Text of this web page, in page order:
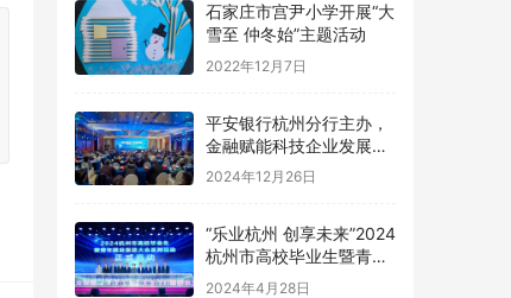
石家庄市宫尹小学开展“大
雪至 仲冬始”主题活动
2022年12月7日
平安银行杭州分行主办，
金融赋能科技企业发展大
会在杭州圆满落地
2024年12月26日
“乐业杭州 创享未来”2024
杭州市高校毕业生暨青年
就业促进大会圆满举行
2024年4月28日